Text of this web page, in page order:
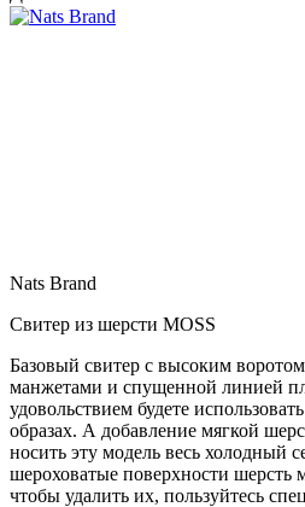
Nats Brand
Свитер из шерсти MOSS
Базовый свитер с высоким
манжетами и спущенной линией
удовольствием будете
образах. А добавление мягкой
носить эту модель весь холодный
шероховатые поверхности шерсть
чтобы удалить их, пользуйтесь